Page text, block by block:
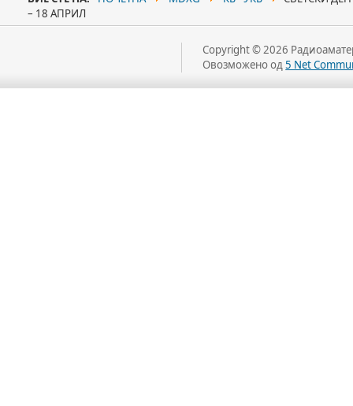
– 18 АПРИЛ
Copyright © 2026
Овозможено од5 Net